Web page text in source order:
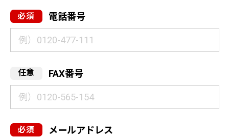
電話番号
FAX番号
メールアドレス